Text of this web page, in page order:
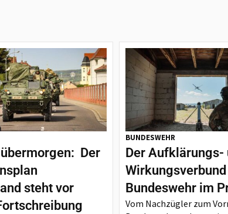
Der
steht vor
BUNDESWEHR
Der Aufklärungs-
Bundeswehr im
Vom Nachzügler zum